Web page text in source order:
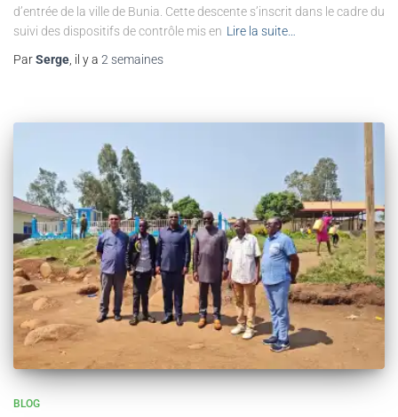
d’entrée de la ville de Bunia. Cette descente s’inscrit dans le cadre du
suivi des dispositifs de contrôle mis en Lire la suite…
ParSerge , il y a 2 semaines
BLOG